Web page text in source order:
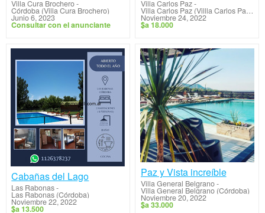
Villa Cura Brochero-
Córdoba (Villa Cura Brochero)
Junio 6, 2023
Consultar con el anunciante
Villa Carlos Paz-
Villa Carlos Paz (Villla Carlos Paz - Cordoba)
Noviembre 24, 2022
$a 18.000
Cabañas del Lago
Las Rabonas-
Las Rabonas (Córdoba)
Noviembre 22, 2022
$a 13.500
Paz y Vista increíble
Villa General Belgrano-
Villa General Belgrano (Córdoba)
Noviembre 20, 2022
$a 33.000